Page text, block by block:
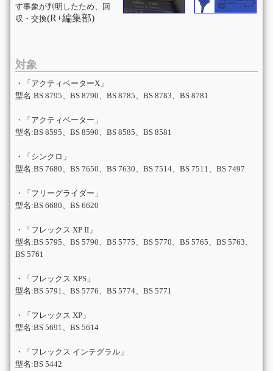
す事象が判明したため、回
収・交換(R+編集部)
対象
・「アクティベーターX」
型名:BS 8795、BS 8790、BS 8785、BS 8783、BS 8781
・「アクティベーター」
型名:BS 8595、BS 8590、BS 8585、BS 8581
・「シンクロ」
型名:BS 7680、BS 7650、BS 7630、BS 7514、BS 7511、BS 7497
・「フリーグライダー」
型名:BS 6680、BS 6620
・「フレックス XP II」
型名:BS 5795、BS 5790、BS 5775、BS 5770、BS 5765、BS 5763、
BS 5761
・「フレックス XPS」
型名:BS 5791、BS 5776、BS 5774、BS 5771
・「フレックス XP」
型名:BS 5691、BS 5614
・「フレックス インテグラル」
型名:BS 5442